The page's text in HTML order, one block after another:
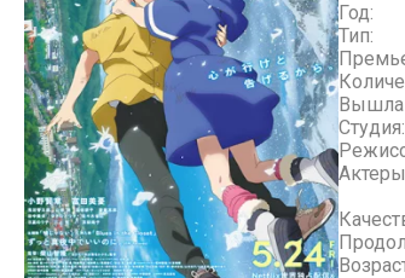
Год:
Тип:
Вышла
Студия: